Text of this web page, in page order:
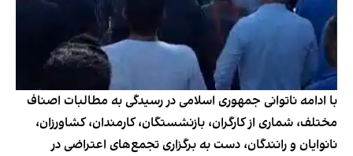
با ادامه ناتوانی جمهوری اسلامی در رسیدگی به مطالبات اصناف
مختلف، شماری از کارگران، بازنشستگان، کارمندان، کشاورزان،
نانوایان و رانندگان، دست به برگزاری تجمع‌های اعتراضی در